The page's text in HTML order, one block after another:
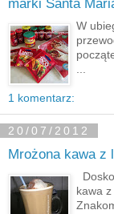
W
...
1 komentarz:
20/07/2012
Mrożona kawa z
kawa